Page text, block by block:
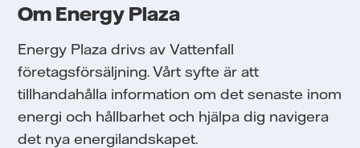
Om Energy Plaza
Energy Plaza drivs av Vattenfall
företagsförsäljning. Vårt syfte är att
tillhandahålla information om det senaste inom
energi och hållbarhet och hjälpa dig navigera
det nya energilandskapet.